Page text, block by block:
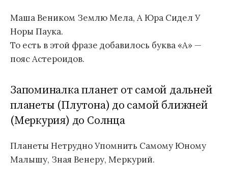
Маша Веником Землю Мела, А Юра Сидел У
Норы Паука.
То есть в этой фразе добавилось буква «А» —
пояс Астероидов.
Запоминалка планет от самой дальней
планеты (Плутона) до самой ближней
(Меркурия) до Солнца
Планеты Нетрудно Упомнить Самому Юному
Малышу, Зная Венеру, Меркурий.